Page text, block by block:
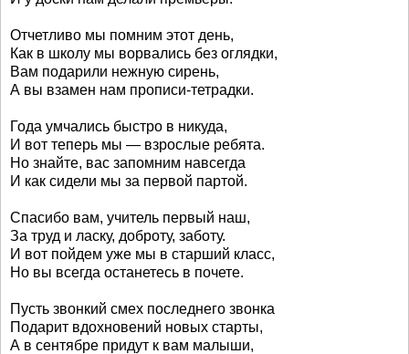
Отчетливо мы помним этот день,
Как в школу мы ворвались без оглядки,
Вам подарили нежную сирень,
А вы взамен нам прописи-тетрадки.
Года умчались быстро в никуда,
И вот теперь мы — взрослые ребята.
Но знайте, вас запомним навсегда
И как сидели мы за первой партой.
Спасибо вам, учитель первый наш,
За труд и ласку, доброту, заботу.
И вот пойдем уже мы в старший класс,
Но вы всегда останетесь в почете.
Пусть звонкий смех последнего звонка
Подарит вдохновений новых старты,
А в сентябре придут к вам малыши,